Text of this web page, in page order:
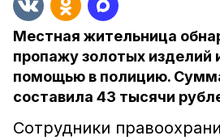
Местная жительница
пропажу золотых изделий
помощью в полицию.
составила 43 тысячи
Сотрудники